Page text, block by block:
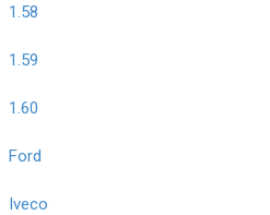
1.58
1.59
1.60
Ford
Iveco